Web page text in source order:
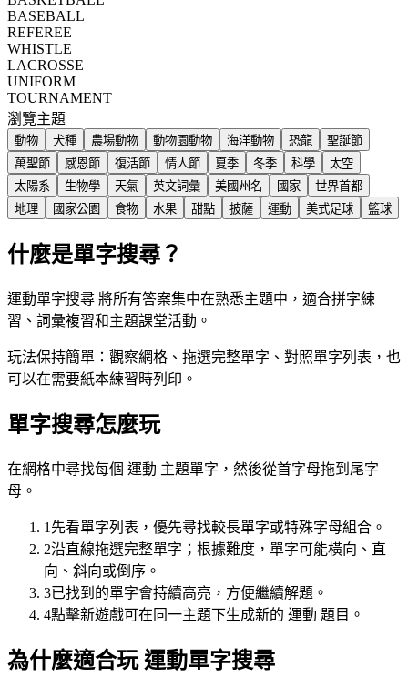
BASEBALL
REFEREE
WHISTLE
LACROSSE
UNIFORM
TOURNAMENT
瀏覽主題
動物 犬種 農場動物 動物園動物 海洋動物 恐龍
聖誕節
萬聖節
感恩節 復活節 情人節 夏季 冬季 科學
太空
太陽系
生物學 天氣 英文詞彙 美國州名 國家
世界首都
地理
國家公園 食物 水果 甜點 披薩 運動 美式足球 籃球
什麼是單字搜尋？
運動單字搜尋 將所有答案集中在熟悉主題中，適合拼字練
習、詞彙複習和主題課堂活動。
玩法保持簡單：觀察網格、拖選完整單字、對照單字列表，也
可以在需要紙本練習時列印。
單字搜尋怎麼玩
在網格中尋找每個 運動 主題單字，然後從首字母拖到尾字
母。
1 先看單字列表，優先尋找較長單字或特殊字母組合。
2沿直線拖選完整單字；根據難度，單字可能橫向、直
向、斜向或倒序。
3已找到的單字會持續高亮，方便繼續解題。
4點擊新遊戲可在同一主題下生成新的 運動 題目。
為什麼適合玩 運動單字搜尋